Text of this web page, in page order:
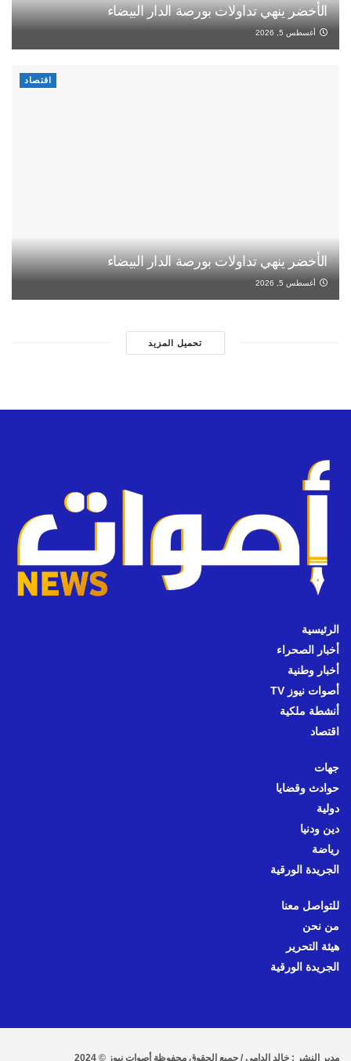
الأخضر ينهي تداولات بورصة الدار البيضاء
أغسطس 5, 2026
اقتصاد
الأخضر ينهي تداولات بورصة الدار البيضاء
أغسطس 5, 2026
تحميل المزيد
الرئيسية
أخبار الصحراء
أخبار وطنية
أصوات نيوز TV
أنشطة ملكية
اقتصاد
جهات
حوادث وقضايا
دولية
دين ودنيا
رياضة
الجريدة الورقية
للتواصل معنا
من نحن
هيئة التحرير
الجريدة الورقية
مدير النشر : خالد الدامي / جميع الحقوق محفوظة أصوات نيوز © 2024